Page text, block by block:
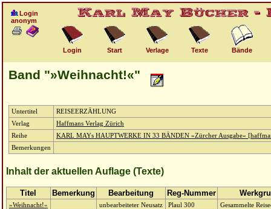
Login
anonym
Login Start Verlage Texte Bände
Band "»Weihnacht!«"
Untertitel
REISEERZÄHLUNG
Verlag
Haffmans Verlag Zürich
Reihe
KARL MAYs HAUPTWERKE IN 33 BÄNDEN »Zürcher Ausgabe«
Bemerkungen
Inhalt der aktuellen Auflage (Texte)
Titel Bemerkung Bearbeitung Reg-Nummer
»Weihnacht!« unbearbeiteter Neusatz Plaul 300 Gesammelte